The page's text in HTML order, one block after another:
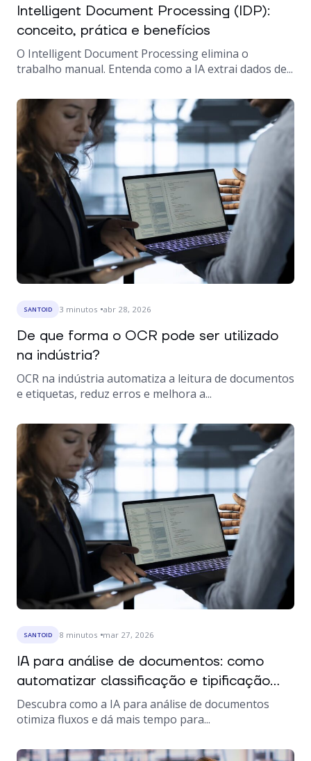
Intelligent Document Processing (IDP):
conceito, prática e benefícios
O Intelligent Document Processing elimina o
trabalho manual. Entenda como a IA extrai dados de...
SANTOID 3 minutos abr 28, 2026
De que forma o OCR pode ser utilizado
na indústria?
OCR na indústria automatiza a leitura de documentos
e etiquetas, reduz erros e melhora a...
SANTOID 8 minutos mar 27, 2026
IA para análise de documentos: como
automatizar classificação e tipificação...
Descubra como a IA para análise de documentos
otimiza fluxos e dá mais tempo para...